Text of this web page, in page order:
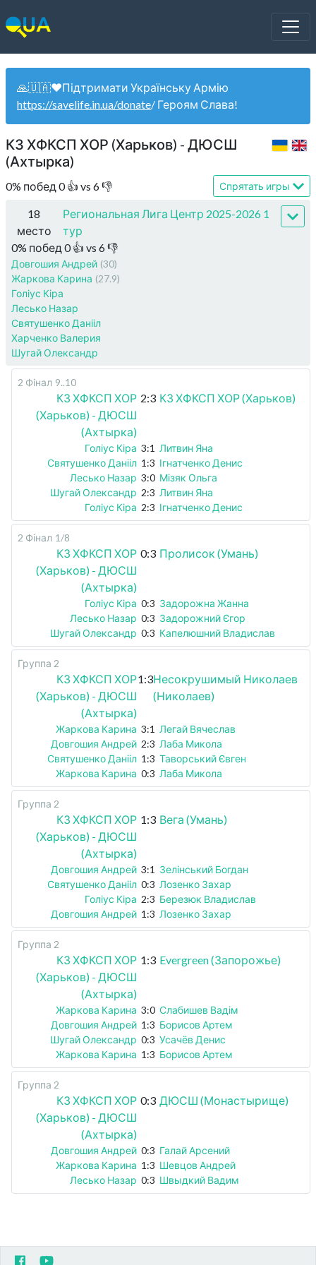
🙏🇺🇦❤️Підтримати Українську Армію
https://savelife.in.ua/donate/ Героям Слава!
КЗ ХФКСП ХОР (Харьков) - ДЮСШ
(Ахтырка)
0% побед 0👍 vs 6👎 Спрятать игры
18
место
Региональная Лига Центр 2025-2026 1
тур
0% побед 0👍 vs 6👎
Довгошия Андрей (30)
Жаркова Карина (27.9)
Голіус Кіра
Лесько Назар
Святушенко Данііл
Харченко Валерия
Шугай Олександр
2 Фінал 9..10
КЗ ХФКСП ХОР
(Харьков) - ДЮСШ
(Ахтырка)
2:3 КЗ ХФКСП ХОР (Харьков)
Голіус Кіра 3:1 Литвин Яна
Святушенко Данііл 1:3 Ігнатченко Денис
Лесько Назар 3:0 Мізяк Ольга
Шугай Олександр 2:3 Литвин Яна
Голіус Кіра 2:3 Ігнатченко Денис
2 Фінал 1/8
КЗ ХФКСП ХОР
(Харьков) - ДЮСШ
(Ахтырка)
0:3 Пролисок (Умань)
Голіус Кіра 0:3 Задорожна Жанна
Лесько Назар 0:3 Задорожний Єгор
Шугай Олександр 0:3 Капелюшний Владислав
Группа 2
КЗ ХФКСП ХОР
(Харьков) - ДЮСШ
(Ахтырка)
1:3Несокрушимый Николаев
(Николаев)
Жаркова Карина 3:1 Легай Вячеслав
Довгошия Андрей 2:3 Лаба Микола
Святушенко Данііл 1:3 Таворський Євген
Жаркова Карина 0:3 Лаба Микола
Группа 2
КЗ ХФКСП ХОР
(Харьков) - ДЮСШ
(Ахтырка)
1:3 Вега (Умань)
Довгошия Андрей 3:1 Зелінський Богдан
Святушенко Данііл 0:3 Лозенко Захар
Голіус Кіра 2:3 Березюк Владислав
Довгошия Андрей 1:3 Лозенко Захар
Группа 2
КЗ ХФКСП ХОР
(Харьков) - ДЮСШ
(Ахтырка)
1:3 Evergreen (Запорожье)
Жаркова Карина 3:0 Слабишев Вадім
Довгошия Андрей 1:3 Борисов Артем
Шугай Олександр 0:3 Усачёв Денис
Жаркова Карина 1:3 Борисов Артем
Группа 2
КЗ ХФКСП ХОР
(Харьков) - ДЮСШ
(Ахтырка)
0:3 ДЮСШ (Монастырище)
Довгошия Андрей 0:3 Галай Арсений
Жаркова Карина 1:3 Шевцов Андрей
Лесько Назар 0:3 Швыдкий Вадим